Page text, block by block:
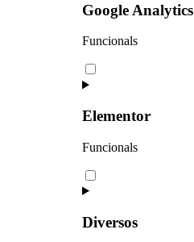
Google Analytics
Funcionals
Elementor
Funcionals
Diversos